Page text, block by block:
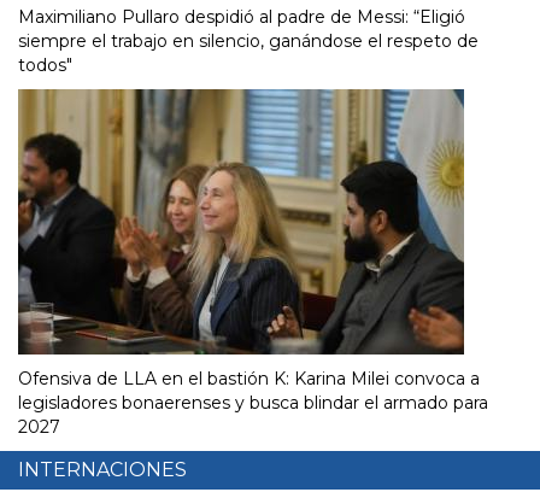
Maximiliano Pullaro despidió al padre de Messi: “Eligió
siempre el trabajo en silencio, ganándose el respeto de
todos"
Ofensiva de LLA en el bastión K: Karina Milei convoca a
legisladores bonaerenses y busca blindar el armado para
2027
INTERNACIONES